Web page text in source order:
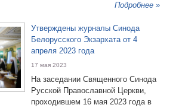
Подробнее »
Утверждены журналы Синода
Белорусского Экзархата от 4
апреля 2023 года
17 мая 2023
На заседании Священного Синода
Русской Православной Церкви,
проходившем 16 мая 2023 года в